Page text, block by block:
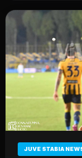
JUVE STABIA